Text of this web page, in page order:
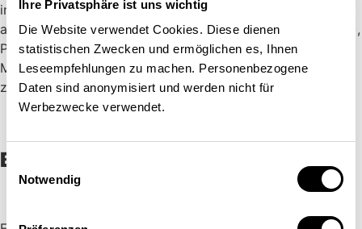
Ihre Privatsphäre ist uns wichtig
Die Website verwendet Cookies. Diese dienen
statistischen Zwecken und ermöglichen es, Ihnen
Leseempfehlungen zu machen. Personenbezogene
Daten sind anonymisiert und werden nicht für
Werbezwecke verwendet.
Einwilligungsauswahl
Notwendig
im Jahr 2016 beinahe 60 Prozent. Wird vom Goldhandel
abgesehen, so waren Chemie- und Pharmaprodukte (47%),
Präzisionsinstrumente, Uhren und Bijouterie (22%) sowie
Maschinen, Apparate, Elektronik und Fahrzeuge (19%) die
zentralen Handelsgüter.
Britische Position noch vage